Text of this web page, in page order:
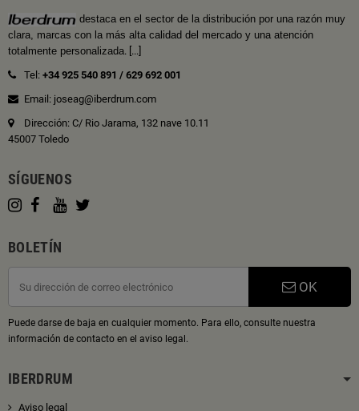
destaca en el sector de la distribución por una razón muy
clara, marcas con la más alta calidad del mercado y una atención
totalmente personalizada. [...]
Tel: +34 925 540 891 / 629 692 001
Email: joseag@iberdrum.com
Dirección: C/ Rio Jarama, 132 nave 10.11
45007 Toledo
SÍGUENOS
BOLETÍN
OK
Puede darse de baja en cualquier momento. Para ello, consulte nuestra
información de contacto en el aviso legal.
IBERDRUM
Aviso legal